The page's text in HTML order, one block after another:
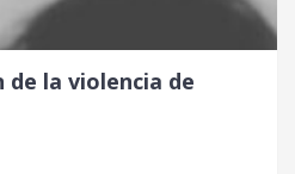
de la violencia de